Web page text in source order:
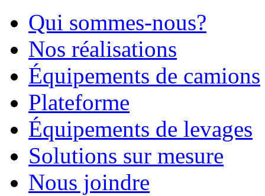
Qui sommes-nous?
Nos réalisations
Équipements de camions
Plateforme
Équipements de levages
Solutions sur mesure
Nous joindre